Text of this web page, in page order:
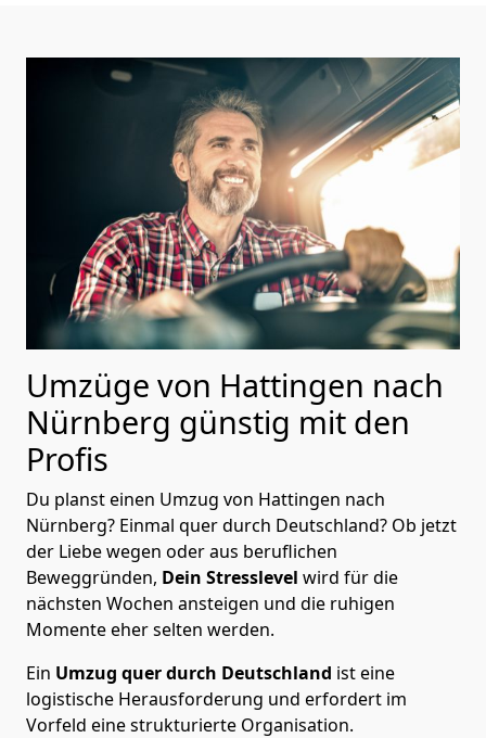
Umzüge von Hattingen nach
Nürnberg günstig mit den
Profis
Du planst einen Umzug von Hattingen nach
Nürnberg? Einmal quer durch Deutschland? Ob jetzt
der Liebe wegen oder aus beruflichen
Beweggründen, Dein Stresslevel wird für die
nächsten Wochen ansteigen und die ruhigen
Momente eher selten werden.
Ein Umzug quer durch Deutschland ist eine
logistische Herausforderung und erfordert im
Vorfeld eine strukturierte Organisation.